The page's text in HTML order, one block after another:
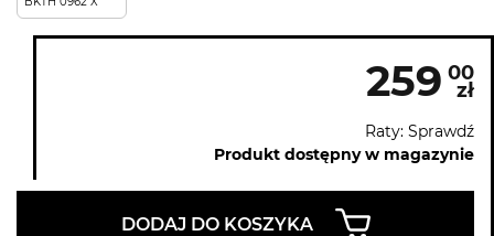
259 00
zł
Raty: Sprawdź
Produkt dostępny w magazynie
DODAJ DO KOSZYKA